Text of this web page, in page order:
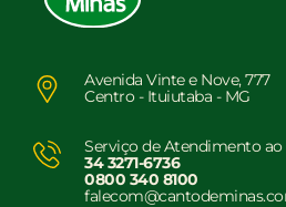
Avenida Vinte e Nove, 777
Centro - Ituiutaba - MG
Serviço de Atendimento
34 3271-6736
0800 340 8100